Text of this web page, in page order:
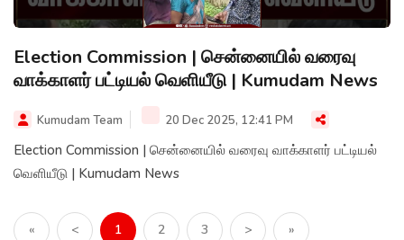
Election Commission | சென்னையில் வரைவு
வாக்காளர் பட்டியல் வெளியீடு | Kumudam News
Kumudam Team 20 Dec 2025, 12:41 PM
Election Commission | சென்னையில் வரைவு வாக்காளர் பட்டியல்
வெளியீடு | Kumudam News
« < 1 2 3 > »